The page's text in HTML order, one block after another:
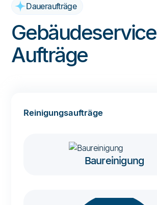
Daueraufträge
Gebäudeservice
Aufträge
Reinigungsaufträge
Baureinigung